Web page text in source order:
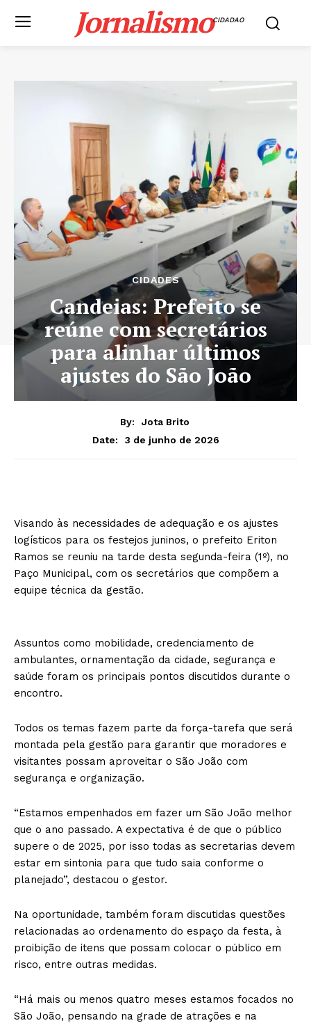
JornalismoCIDADAO
CIDADES
Candeias: Prefeito se
reúne com secretários
para alinhar últimos
ajustes do São João
By:
Jota Brito
Date:
3 de junho de 2026
Visando às necessidades de adequação e os ajustes
logísticos para os festejos juninos, o prefeito Eriton
Ramos se reuniu na tarde desta segunda-feira (1º), no
Paço Municipal, com os secretários que compõem a
equipe técnica da gestão.
Assuntos como mobilidade, credenciamento de
ambulantes, ornamentação da cidade, segurança e
saúde foram os principais pontos discutidos durante o
encontro.
Todos os temas fazem parte da força-tarefa que será
montada pela gestão para garantir que moradores e
visitantes possam aproveitar o São João com
segurança e organização.
“Estamos empenhados em fazer um São João melhor
que o ano passado. A expectativa é de que o público
supere o de 2025, por isso todas as secretarias devem
estar em sintonia para que tudo saia conforme o
planejado”, destacou o gestor.
Na oportunidade, também foram discutidas questões
relacionadas ao ordenamento do espaço da festa, à
proibição de itens que possam colocar o público em
risco, entre outras medidas.
“Há mais ou menos quatro meses estamos focados no
São João, pensando na grade de atrações e na